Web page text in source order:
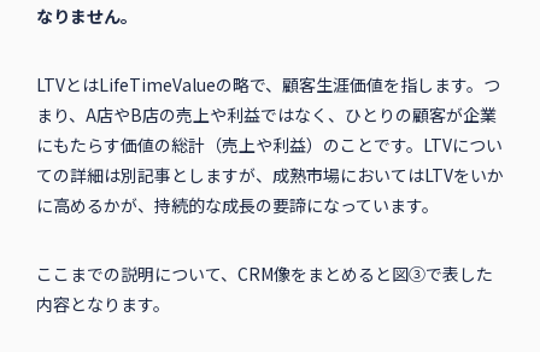
なりません。
LTVとはLifeTimeValueの略で、顧客生涯価値を指します。つ
まり、A店やB店の売上や利益ではなく、ひとりの顧客が企業
にもたらす価値の総計（売上や利益）のことです。LTVについ
ての詳細は別記事としますが、成熟市場においてはLTVをいか
に高めるかが、持続的な成長の要諦になっています。
ここまでの説明について、CRM像をまとめると図③で表した
内容となります。